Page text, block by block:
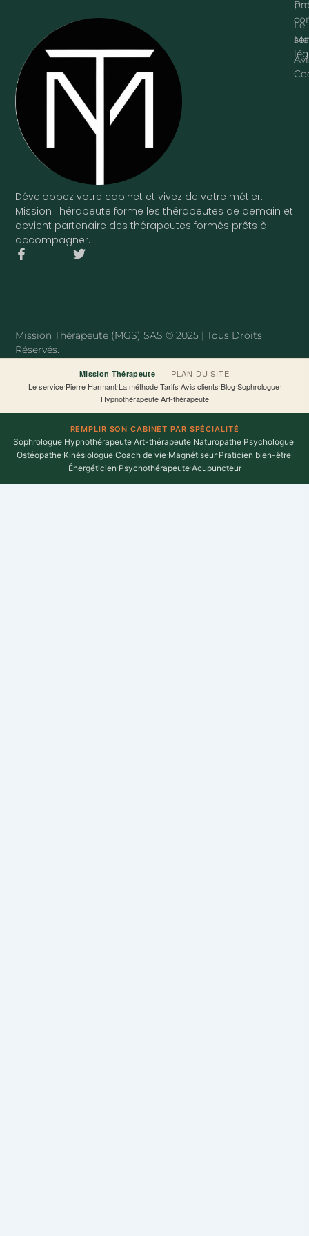
Développez votre cabinet et vivez de votre métier.
Mission Thérapeute forme les thérapeutes de demain et
devient partenaire des thérapeutes formés prêts à
accompagner.
F
k
-
T
Le
Mission Thérapeute (MGS) SAS © 2025 | Tous Droits
Réservés.
Mission Thérapeute ·
PLAN DU SITE
Le service·Pierre Harmant·La méthode·Tarifs·Avis clients·Blog·Sophrologue·
Hypnothérapeute·Art-thérapeute
REMPLIR SON CABINET PAR SPÉCIALITÉ
Sophrologue·Hypnothérapeute·Art-thérapeute·Naturopathe·Psychologue·
Ostéopathe·Kinésiologue·Coach de vie·Magnétiseur·Praticien bien-être·
Énergéticien·Psychothérapeute·Acupuncteur